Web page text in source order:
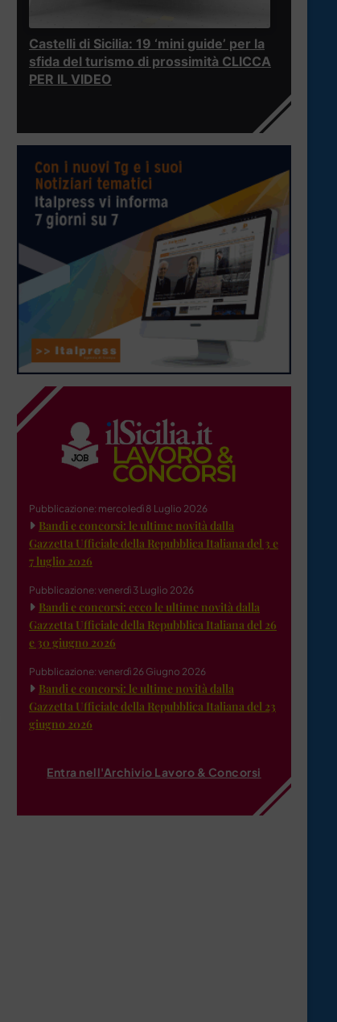
Castelli di Sicilia: 19 ‘mini guide’ per la
sfida del turismo di prossimità CLICCA
PER IL VIDEO
Pubblicazione: mercoledì 8 Luglio 2026
Bandi e concorsi: le ultime novità dalla
Gazzetta Ufficiale della Repubblica Italiana del 3 e
7 luglio 2026
Pubblicazione: venerdì 3 Luglio 2026
Bandi e concorsi: ecco le ultime novità dalla
Gazzetta Ufficiale della Repubblica Italiana del 26
e 30 giugno 2026
Pubblicazione: venerdì 26 Giugno 2026
Bandi e concorsi: le ultime novità dalla
Gazzetta Ufficiale della Repubblica Italiana del 23
giugno 2026
Entra nell'Archivio Lavoro & Concorsi